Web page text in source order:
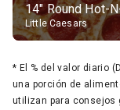
Little Caesars
* El % del valor diario
una porción de
utilizan para consejos